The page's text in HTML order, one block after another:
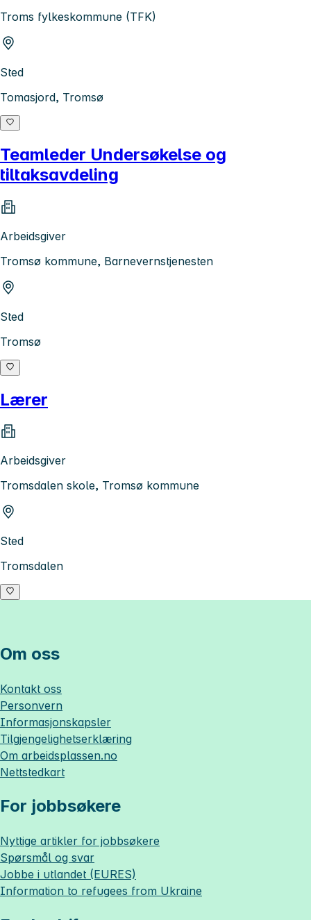
Troms fylkeskommune (TFK)
Sted
Tomasjord, Tromsø
Teamleder Undersøkelse og
tiltaksavdeling
Arbeidsgiver
Tromsø kommune, Barnevernstjenesten
Sted
Tromsø
Lærer
Arbeidsgiver
Tromsdalen skole, Tromsø kommune
Sted
Tromsdalen
Om oss
Kontakt oss
Personvern
Informasjonskapsler
Tilgjengelighetserklæring
Om arbeidsplassen.no
Nettstedkart
For jobbsøkere
Nyttige artikler for jobbsøkere
Spørsmål og svar
Jobbe i utlandet (EURES)
Information to refugees from Ukraine